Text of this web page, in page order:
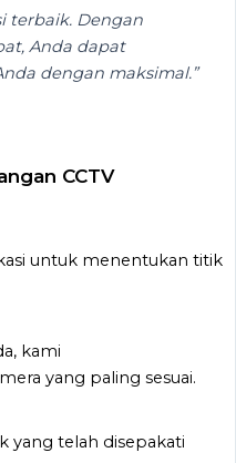
terbaik. Dengan
Anda dapat
dengan maksimal.”
CCTV
untuk menentukan titik
kami
yang paling sesuai.
yang telah disepakati